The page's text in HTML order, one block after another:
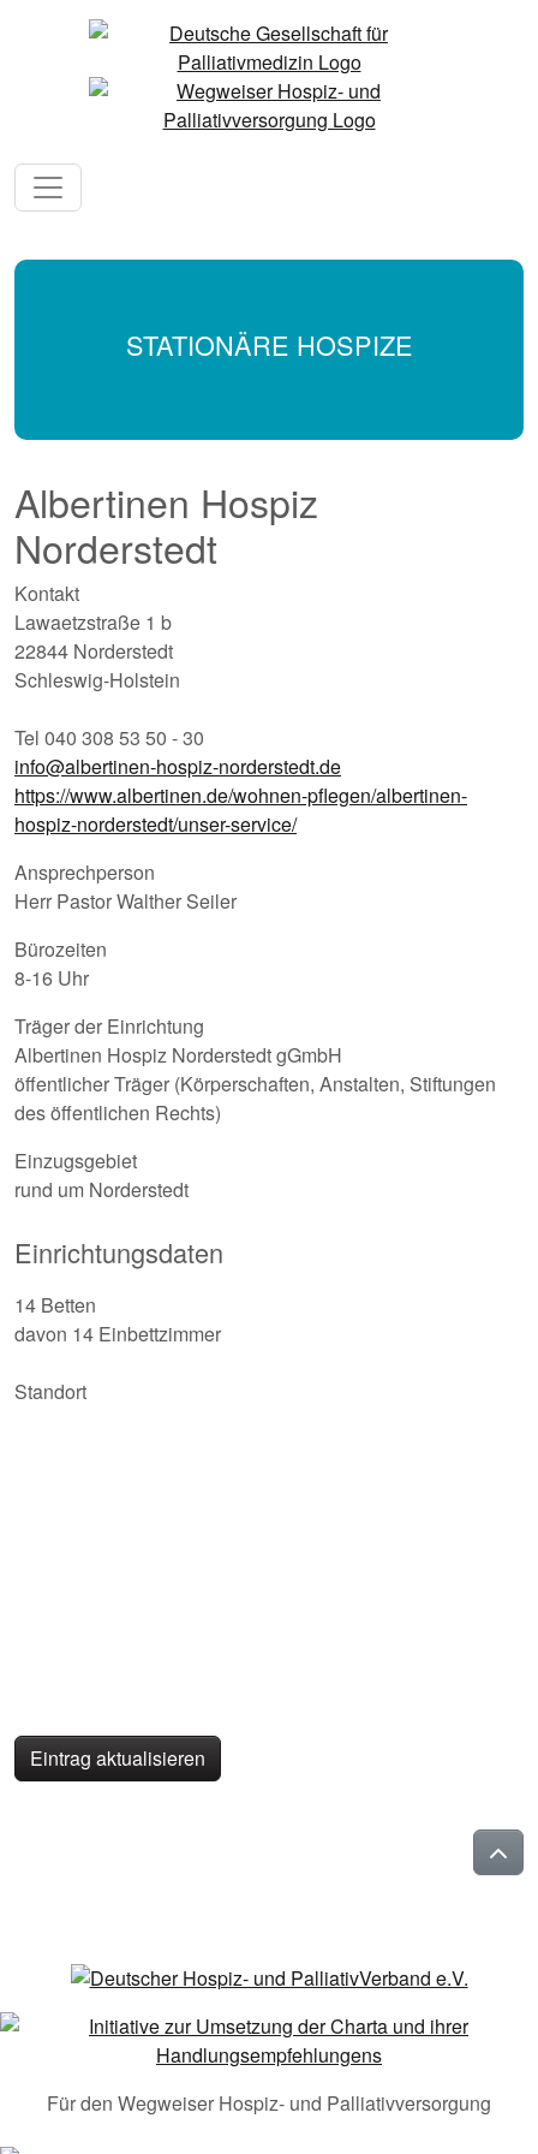
STATIONÄRE HOSPIZE
Albertinen Hospiz
Norderstedt
Kontakt
Lawaetzstraße 1 b
22844 Norderstedt
Schleswig-Holstein
Tel 040 308 53 50 - 30
info@albertinen-hospiz-norderstedt.de
https://www.albertinen.de/wohnen-pflegen/albertinen-
hospiz-norderstedt/unser-service/
Ansprechperson
Herr Pastor Walther Seiler
Bürozeiten
8-16 Uhr
Träger der Einrichtung
Albertinen Hospiz Norderstedt gGmbH
öffentlicher Träger (Körperschaften, Anstalten, Stiftungen
des öffentlichen Rechts)
Einzugsgebiet
rund um Norderstedt
Einrichtungsdaten
14 Betten
davon 14 Einbettzimmer
Standort
Eintrag aktualisieren
Für den Wegweiser Hospiz- und Palliativversorgung